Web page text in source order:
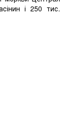
і 250 тис.